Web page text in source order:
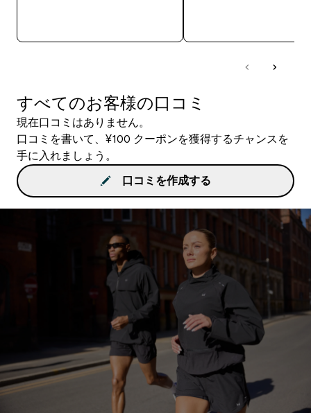
すべてのお客様の口コミ
現在口コミはありません。
口コミを書いて、¥100 クーポンを獲得するチャンスを
手に入れましょう。
口コミを作成する